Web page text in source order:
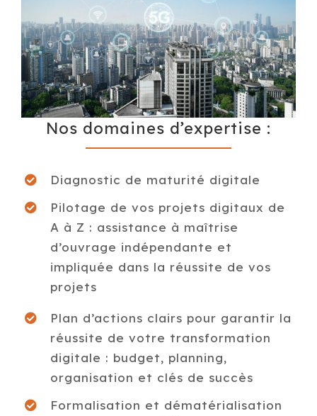
Nos domaines d’expertise :
Diagnostic de maturité digitale
Pilotage de vos projets digitaux de
A à Z : assistance à maîtrise
d’ouvrage indépendante et
impliquée dans la réussite de vos
projets
Plan d’actions clairs pour garantir la
réussite de votre transformation
digitale : budget, planning,
organisation et clés de succès
Formalisation et dématérialisation